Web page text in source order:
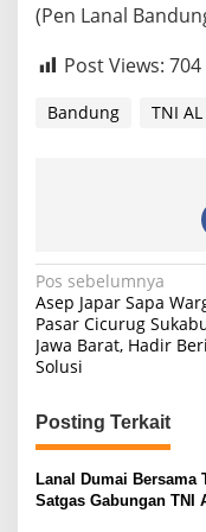
(Pen Lanal
Post Views: 704
Bandung TNI AL
N
a
v
g
a
s
Pos sebelumnya
Asep Japar Sapa
Pasar Cicurug
Jawa Barat, Hadir
Solusi
Posting Terkait
Lanal Dumai Bersama
Satgas Gabungan TNI